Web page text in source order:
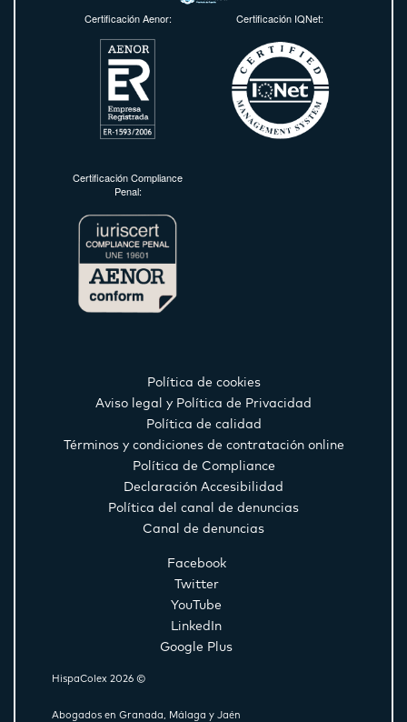
Certificación Aenor: Certificación IQNet:
Certificación Compliance
Penal:
Política de cookies
Aviso legal y Política de Privacidad
Política de calidad
Términos y condiciones de contratación online
Política de Compliance
Declaración Accesibilidad
Política del canal de denuncias
Canal de denuncias
Facebook
Twitter
YouTube
LinkedIn
Google Plus
HispaColex 2026 ©
Abogados en Granada, Málaga y Jaén